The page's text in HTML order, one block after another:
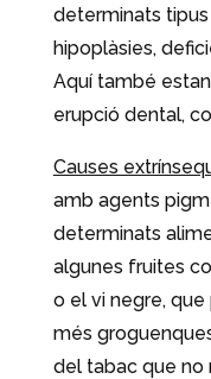
determinats
hipoplàsies,
Aquí també
erupció dental,
Causes
amb agents
determinats
algunes fruites
o el vi negre,
més
del tabac que no